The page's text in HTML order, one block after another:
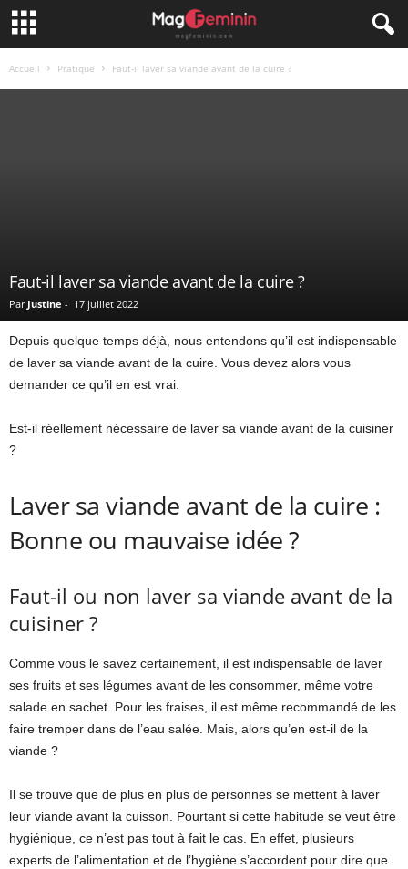
Accueil Pratique Faut-il laver sa viande avant de la cuire ?
Faut-il laver sa viande avant de la cuire ?
Par Justine - 17 juillet 2022
Depuis quelque temps déjà, nous entendons qu’il est indispensable
de laver sa viande avant de la cuire. Vous devez alors vous
demander ce qu’il en est vrai.
Est-il réellement nécessaire de laver sa viande avant de la cuisiner
?
Laver sa viande avant de la cuire :
Bonne ou mauvaise idée ?
Faut-il ou non laver sa viande avant de la
cuisiner ?
Comme vous le savez certainement, il est indispensable de laver
ses fruits et ses légumes avant de les consommer, même votre
salade en sachet. Pour les fraises, il est même recommandé de les
faire tremper dans de l’eau salée. Mais, alors qu’en est-il de la
viande ?
Il se trouve que de plus en plus de personnes se mettent à laver
leur viande avant la cuisson. Pourtant si cette habitude se veut être
hygiénique, ce n’est pas tout à fait le cas. En effet, plusieurs
experts de l’alimentation et de l’hygiène s’accordent pour dire que